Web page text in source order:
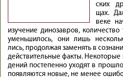
ских
щах.
ве­ке
изуче­ние ди­но­зав­ров,
умень­ши­лось, они лишь
лись, про­дол­жая за­ме­нять в
дей­стви­тель­ные фак­ты. Не­ко­то­рые
де­ний по­сте­пен­но ухо­дят в
по­яв­ля­ются но­вые, не ме­нее